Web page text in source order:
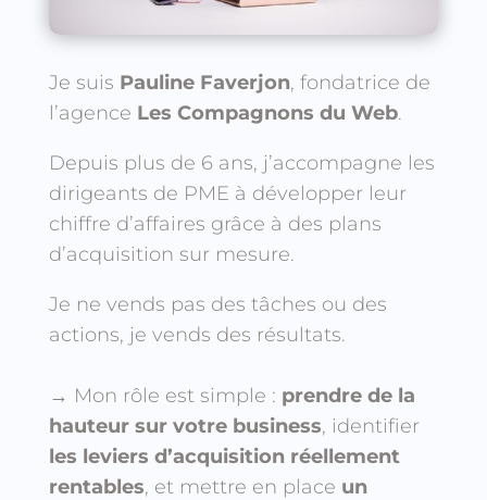
Je suis Pauline Faverjon, fondatrice de
l’agence Les Compagnons du Web.
Depuis plus de 6 ans, j’accompagne les
dirigeants de PME à développer leur
chiffre d’affaires grâce à des plans
d’acquisition sur mesure.
Je ne vends pas des tâches ou des
actions, je vends des résultats.
→ Mon rôle est simple : prendre de la
hauteur sur votre business, identifier
les leviers d’acquisition réellement
rentables, et mettre en place un